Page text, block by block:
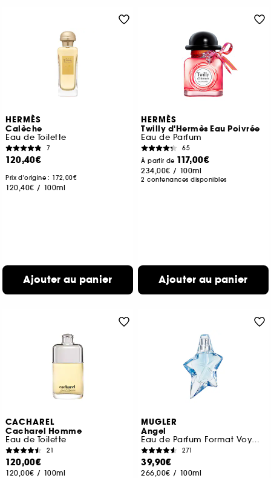
HERMÈS
Calèche
Eau de Toilette
7
120,40€
Prix d'origine : 172,00€
120,40€ / 100ml
Ajouter au panier
HERMÈS
Twilly d'Hermès Eau Poivrée
Eau de Parfum
65
À partir de 117,00€
234,00€ / 100ml
2 contenances disponibles
Ajouter au panier
CACHAREL
Cacharel Homme
Eau de Toilette
21
120,00€
120,00€ / 100ml
MUGLER
Angel
Eau de Parfum Format Voyage
271
39,90€
266,00€ / 100ml